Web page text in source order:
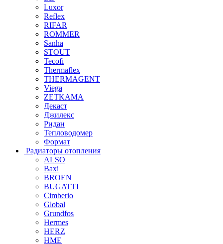
Luxor
Reflex
RIFAR
ROMMER
Sanha
STOUT
Tecofi
Thermaflex
THERMAGENT
Viega
ZETKAMA
Декаст
Джилекс
Ридан
Тепловодомер
Формат
Радиаторы отопления
ALSO
Baxi
BROEN
BUGATTI
Cimberio
Global
Grundfos
Hermes
HERZ
HME